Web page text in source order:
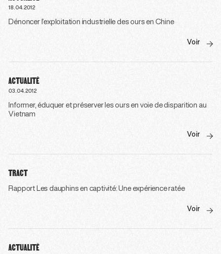
18.04.2012
Dénoncer l’exploitation industrielle des ours en Chine
Voir
ACTUALITÉ
03.04.2012
Informer, éduquer et préserver les ours en voie de disparition au
Vietnam
Voir
TRACT
Rapport Les dauphins en captivité: Une expérience ratée
Voir
ACTUALITÉ